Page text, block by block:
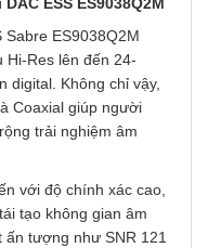
ESS ES9038Q2M
Sabre ES9038Q2M
Hi-Res lên đến 24-
digital. Không chỉ vậy,
Coaxial giúp người
trải nghiệm âm
với độ chính xác cao,
tạo không gian âm
ấn tượng như SNR 121